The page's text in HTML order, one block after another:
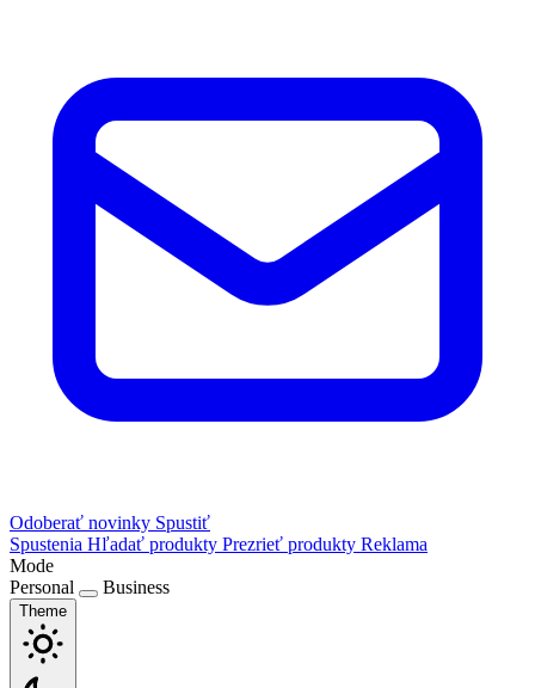
Odoberať novinky Spustiť
Spustenia Hľadať produkty Prezrieť produkty Reklama
Mode
Personal
Business
Theme